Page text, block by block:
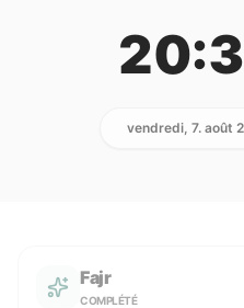
vendredi, 7. août
Fajr
COMPLÉTÉ